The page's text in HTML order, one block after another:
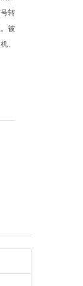
转
被
、